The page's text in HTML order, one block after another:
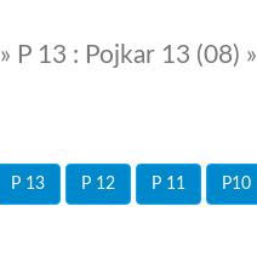
» P 13 : Pojkar 13 (08) »
P 13 P 12 P 11 P10